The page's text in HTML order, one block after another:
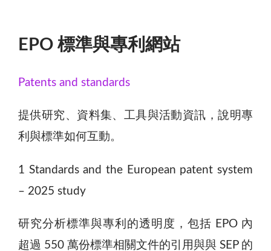
EPO 標準與專利網站
Patents and standards
提供研究、資料集、工具與活動資訊，說明專
利與標準如何互動。
1 Standards and the European patent system
– 2025 study
研究分析標準與專利的透明度，包括 EPO 內
超過 550 萬份標準相關文件的引用與與 SEP 的